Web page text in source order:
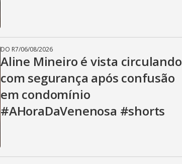
DO R7/06/08/2026
Aline Mineiro é vista circulando
com segurança após confusão
em condomínio
#AHoraDaVenenosa #shorts